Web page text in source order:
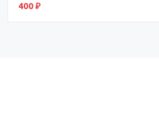
400 ₽